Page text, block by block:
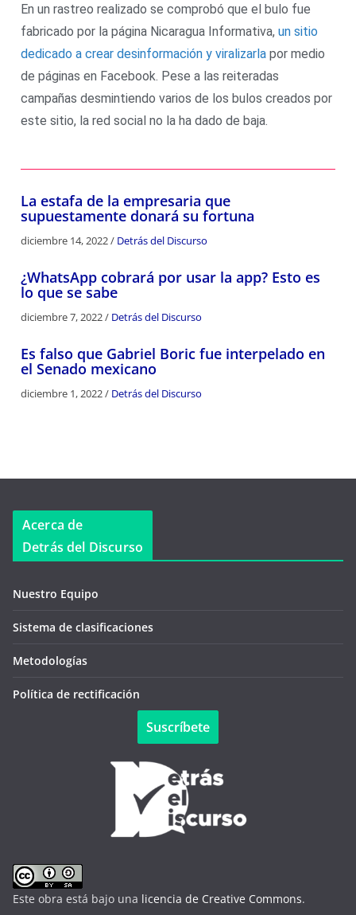
En un rastreo realizado se comprobó que el bulo fue
fabricado por la página Nicaragua Informativa, un sitio
dedicado a crear desinformación y viralizarla por medio
de páginas en Facebook. Pese a las reiteradas
campañas desmintiendo varios de los bulos creados por
este sitio, la red social no la ha dado de baja.
La estafa de la empresaria que
supuestamente donará su fortuna
diciembre 14, 2022/ Detrás del Discurso
¿WhatsApp cobrará por usar la app? Esto es
lo que se sabe
diciembre 7, 2022/ Detrás del Discurso
Es falso que Gabriel Boric fue interpelado en
el Senado mexicano
diciembre 1, 2022/ Detrás del Discurso
Acerca de
Detrás del Discurso
Nuestro Equipo
Sistema de clasificaciones
Metodologías
Política de rectificación
Suscríbete
Este obra está bajo una licencia de Creative Commons.